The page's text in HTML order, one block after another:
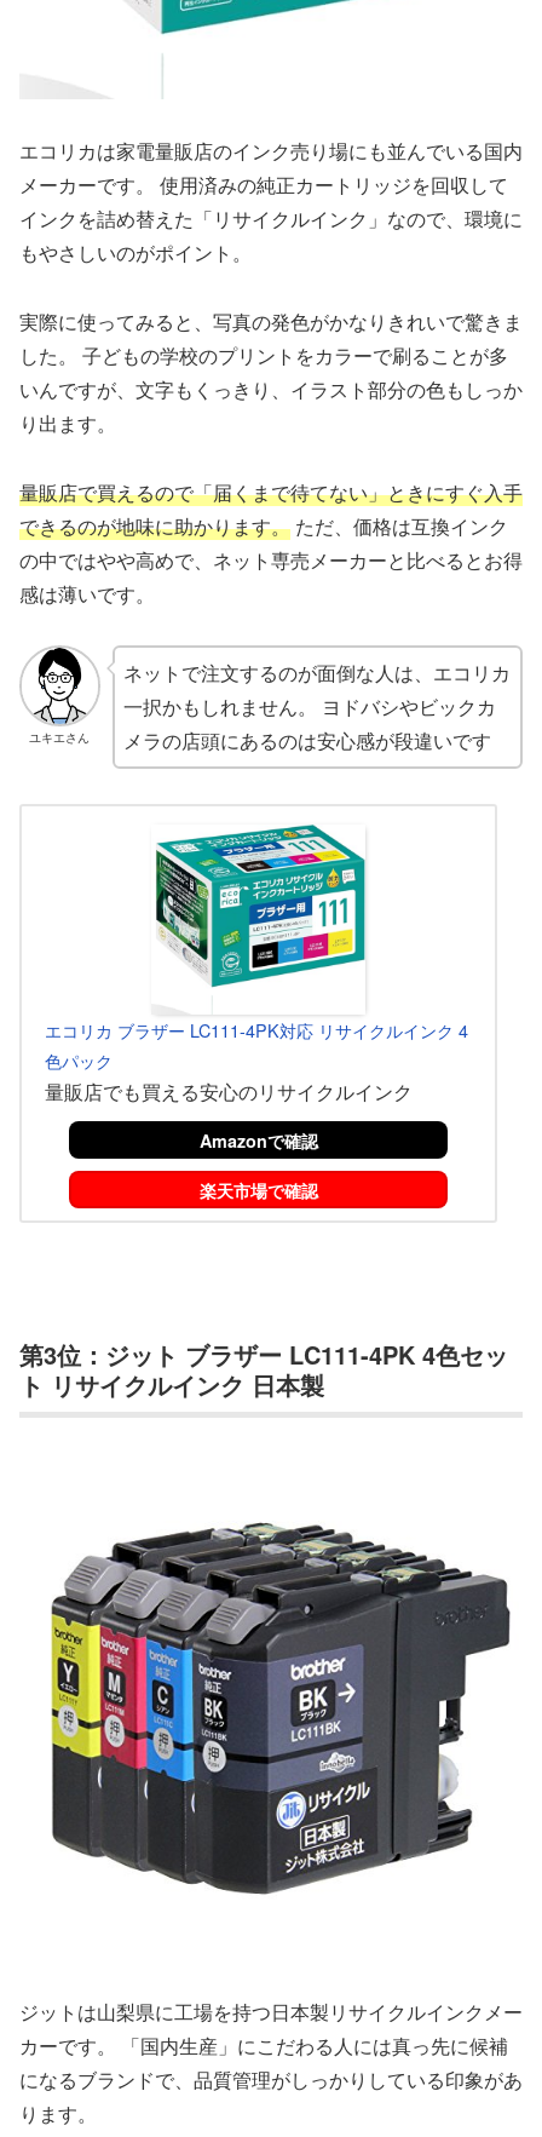
エコリカは家電量販店のインク売り場にも並んでいる国内
メーカーです。 使用済みの純正カートリッジを回収して
インクを詰め替えた「リサイクルインク」なので、環境に
もやさしいのがポイント。
実際に使ってみると、写真の発色がかなりきれいで驚きま
した。 子どもの学校のプリントをカラーで刷ることが多
いんですが、文字もくっきり、イラスト部分の色もしっか
り出ます。
量販店で買えるので「届くまで待てない」ときにすぐ入手
できるのが地味に助かります。 ただ、価格は互換インク
の中ではやや高めで、ネット専売メーカーと比べるとお得
感は薄いです。
ユキエさん
ネットで注文するのが面倒な人は、エコリカ
一択かもしれません。 ヨドバシやビックカ
メラの店頭にあるのは安心感が段違いです
エコリカ ブラザー LC111-4PK対応 リサイクルインク 4
色パック
量販店でも買える安心のリサイクルインク
Amazonで確認
楽天市場で確認
第3位：ジット ブラザー LC111-4PK 4色セッ
ト リサイクルインク 日本製
ジットは山梨県に工場を持つ日本製リサイクルインクメー
カーです。 「国内生産」にこだわる人には真っ先に候補
になるブランドで、品質管理がしっかりしている印象があ
ります。